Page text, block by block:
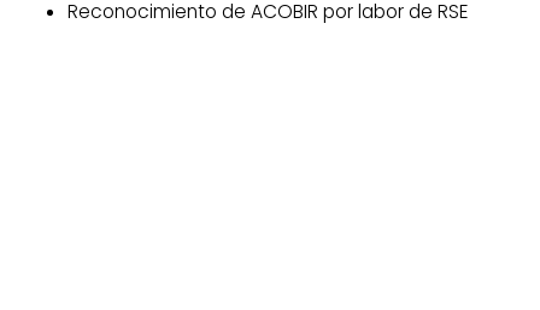
Reconocimiento de ACOBIR por labor de RSE